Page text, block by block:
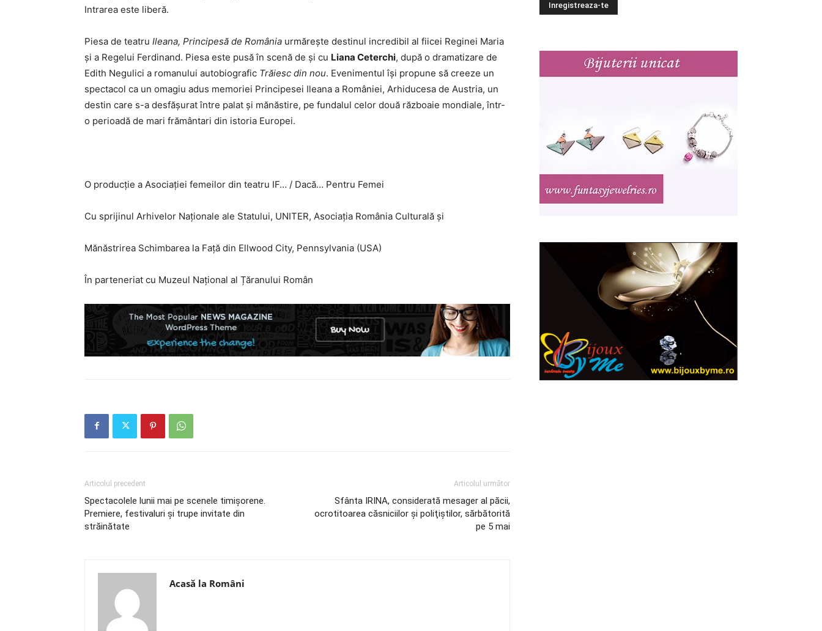
Intrarea este liberă.
Piesa de teatru Ileana, Principesă de România urmărește destinul incredibil al fiicei Reginei Maria
și a Regelui Ferdinand. Piesa este pusă în scenă de și cu Liana Ceterchi, după o dramatizare de
Edith Negulici a romanului autobiografic Trăiesc din nou. Evenimentul își propune să creeze un
spectacol ca un omagiu adus memoriei Principesei Ileana a României, Arhiducesa de Austria, un
destin care s-a desfășurat între palat și mănăstire, pe fundalul celor două războaie mondiale, într-
o perioadă de mari frământari din istoria Europei.
O producție a Asociației femeilor din teatru IF… / Dacă… Pentru Femei
Cu sprijinul Arhivelor Naționale ale Statului, UNITER, Asociația România Culturală și
Mănăstrirea Schimbarea la Față din Ellwood City, Pennsylvania (USA)
În parteneriat cu Muzeul Național al Țăranului Român
Articolul precedent
Spectacolele lunii mai pe scenele timișorene.
Premiere, festivaluri și trupe invitate din
străinătate
Articolul următor
Sfânta IRINA, considerată mesager al păcii,
ocrotitoarea căsniciilor şi poliţiştilor, sărbătorită
pe 5 mai
Acasă la Români